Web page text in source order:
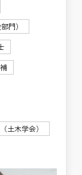
門）
土木学会）